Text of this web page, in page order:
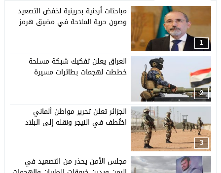
1
مباحثات أردنية بحرينية لخفض التصعيد
وصون حرية الملاحة في مضيق هرمز
2
العراق يعلن تفكيك شبكة مسلحة
خططت لهجمات بطائرات مسيرة
3
الجزائر تعلن تحرير مواطن ألماني
اختُطف في النيجر ونقله إلى البلاد
مجلس الأمن يحذر من التصعيد في